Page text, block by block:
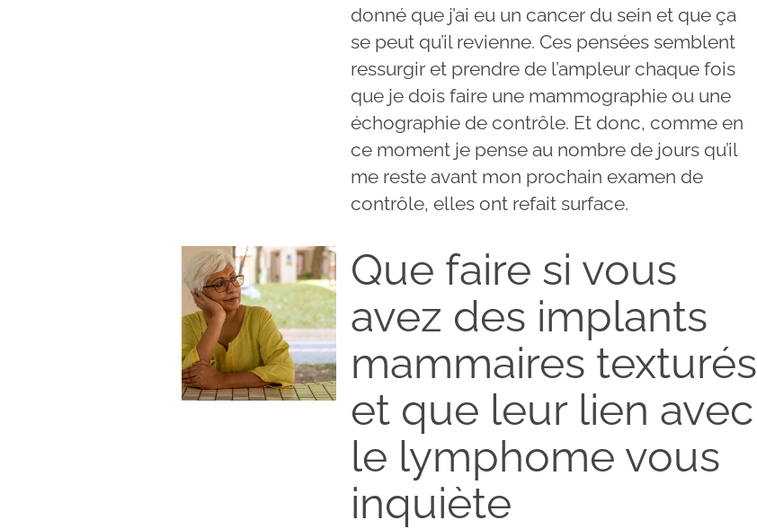
donné que j’ai eu un cancer du sein et que ça
se peut qu’il revienne. Ces pensées semblent
ressurgir et prendre de l’ampleur chaque fois
que je dois faire une mammographie ou une
échographie de contrôle. Et donc, comme en
ce moment je pense au nombre de jours qu’il
me reste avant mon prochain examen de
contrôle, elles ont refait surface.
Que faire si vous
avez des implants
mammaires texturés
et que leur lien avec
le lymphome vous
inquiète